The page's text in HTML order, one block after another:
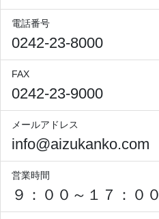
電話番号
0242-23-8000
FAX
0242-23-9000
メールアドレス
info@aizukanko.com
営業時間
９：００～１７：００